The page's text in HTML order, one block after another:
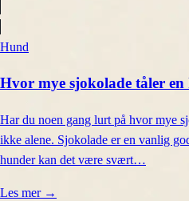
Hund
Hvor mye sjokolade tåler
Har du noen gang lurt på hvor mye
ikke alene. Sjokolade er en vanlig
hunder kan det være svært…
Les mer →